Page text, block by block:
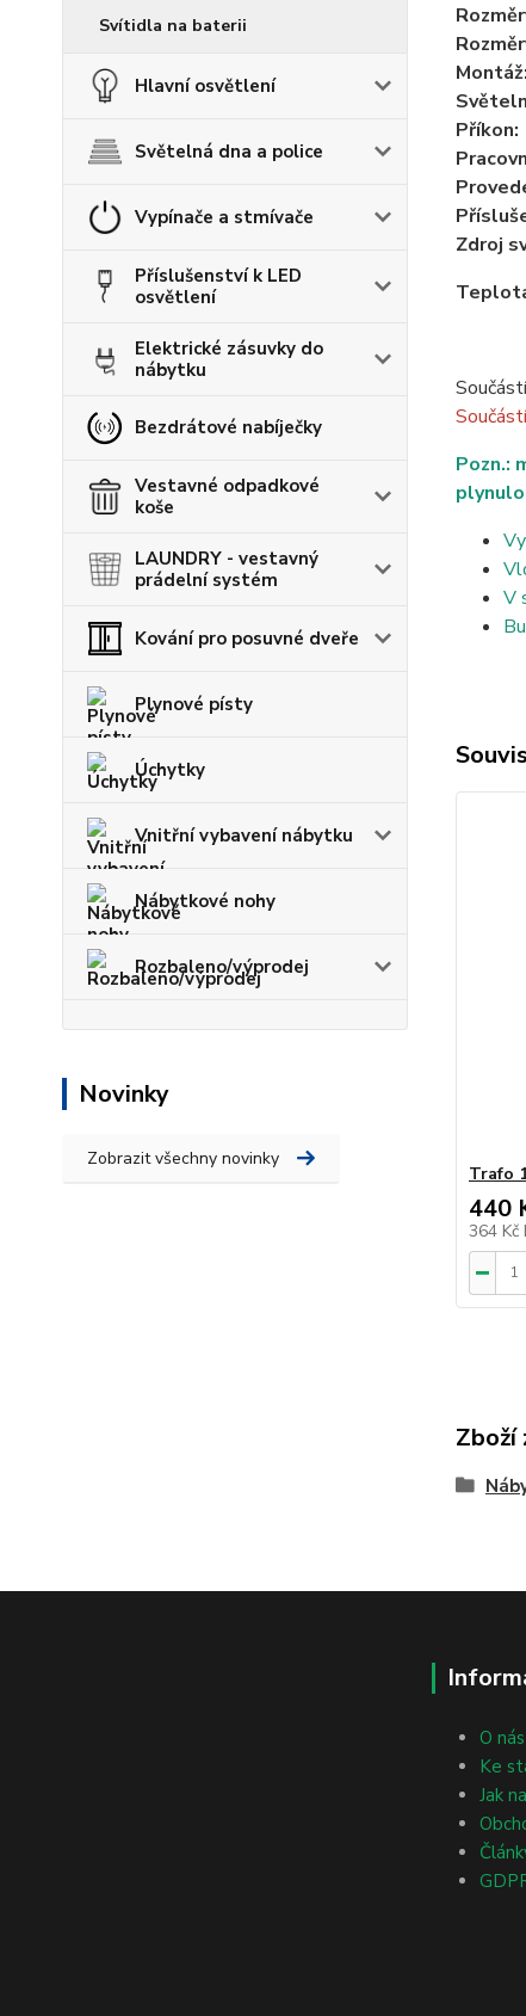
Svítidla na baterii
Hlavní osvětlení
Světelná dna a police
Vypínače a stmívače
Příslušenství k LED
osvětlení
Elektrické zásuvky do
nábytku
Bezdrátové nabíječky
Vestavné odpadkové
koše
LAUNDRY - vestavný
prádelní systém
Kování pro posuvné dveře
Plynové písty
Úchytky
Vnitřní vybavení nábytku
Nábytkové nohy
Rozbaleno/výprodej
Novinky
Zobrazit všechny novinky
Montáž:
Příkon:
Zdroj
Pozn.:
V
Trafo
440
364 Kč
Zboží
O nás
Ke
Jak